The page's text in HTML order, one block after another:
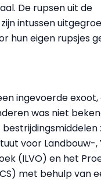
De rupsen uit de
intussen
hun eigen rupsjes
ingevoerde exoot,
was niet
voor Landbouw-,
(ILVO) en het
met behulp van